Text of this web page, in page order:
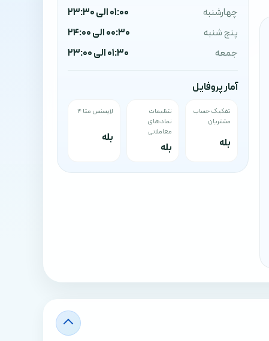
چهارشنبه
01:00 الی 23:30
پنج شنبه
00:30 الی 24:00
جمعه
01:30 الی 23:00
آمار پروفایل
تفکیک حساب
مشتریان
بله
تنظیمات
نمادهای
معاملاتی
بله
لایسنس متا ۴
بله